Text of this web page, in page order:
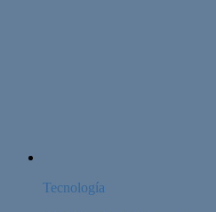
Tecnología